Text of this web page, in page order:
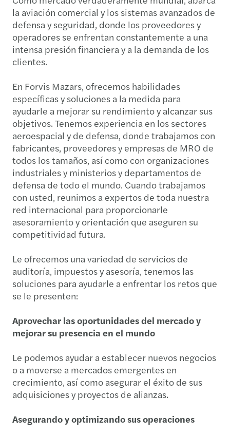
la aviación comercial y los sistemas avanzados de
defensa y seguridad, donde los proveedores y
operadores se enfrentan constantemente a una
intensa presión financiera y a la demanda de los
clientes.
En Forvis Mazars, ofrecemos habilidades
específicas y soluciones a la medida para
ayudarle a mejorar su rendimiento y alcanzar sus
objetivos. Tenemos experiencia en los sectores
aeroespacial y de defensa, donde trabajamos con
fabricantes, proveedores y empresas de MRO de
todos los tamaños, así como con organizaciones
industriales y ministerios y departamentos de
defensa de todo el mundo. Cuando trabajamos
con usted, reunimos a expertos de toda nuestra
red internacional para proporcionarle
asesoramiento y orientación que aseguren su
competitividad futura.
Le ofrecemos una variedad de servicios de
auditoría, impuestos y asesoría, tenemos las
soluciones para ayudarle a enfrentar los retos que
se le presenten:
Aprovechar las oportunidades del mercado y
mejorar su presencia en el mundo
Le podemos ayudar a establecer nuevos negocios
o a moverse a mercados emergentes en
crecimiento, así como asegurar el éxito de sus
adquisiciones y proyectos de alianzas.
Asegurando y optimizando sus operaciones